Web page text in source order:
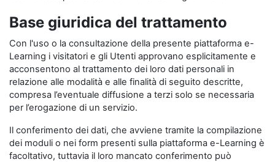
Base giuridica del trattamento
Con l'uso o la consultazione della presente piattaforma e-
Learning i visitatori e gli Utenti approvano esplicitamente e
acconsentono al trattamento dei loro dati personali in
relazione alle modalità e alle finalità di seguito descritte,
compresa l’eventuale diffusione a terzi solo se necessaria
per l’erogazione di un servizio.
Il conferimento dei dati, che avviene tramite la compilazione
dei moduli o nei form presenti sulla piattaforma e-Learning è
facoltativo, tuttavia il loro mancato conferimento può